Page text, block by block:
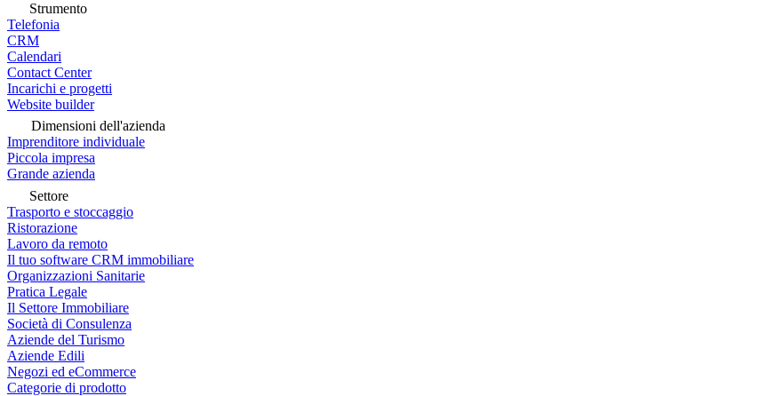
Strumento
Telefonia
CRM
Calendari
Contact Center
Incarichi e progetti
Website builder
Dimensioni dell'azienda
Imprenditore individuale
Piccola impresa
Grande azienda
Settore
Trasporto e stoccaggio
Ristorazione
Lavoro da remoto
Il tuo software CRM immobiliare
Organizzazioni Sanitarie
Pratica Legale
Il Settore Immobiliare
Società di Consulenza
Aziende del Turismo
Aziende Edili
Negozi ed eCommerce
Categorie di prodotto